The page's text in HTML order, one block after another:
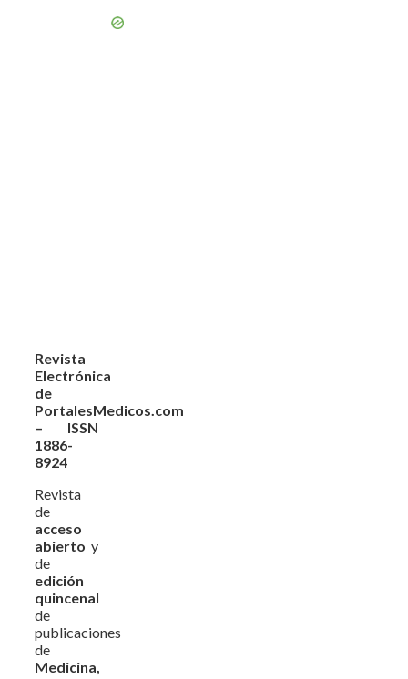
Revista
Electrónica
de
PortalesMedicos.com
– ISSN
1886-
8924
Revista
de
acceso
abierto y
de
edición
quincenal
de
publicaciones
de
Medicina,